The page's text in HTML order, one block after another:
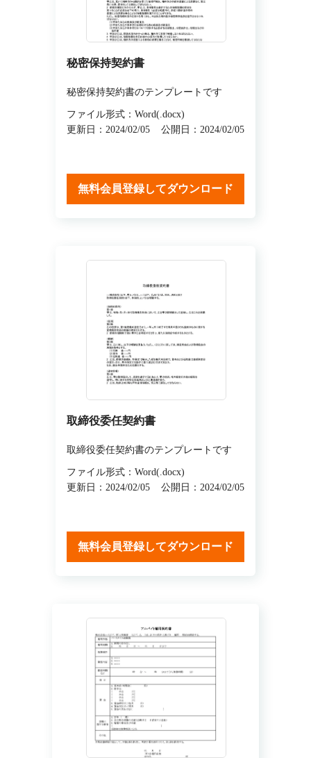
秘密保持契約書
秘密保持契約書のテンプレートです
ファイル形式：Word(.docx)
更新日：2024/02/05
公開日：2024/02/05
無料会員登録してダウンロード
取締役委任契約書
取締役委任契約書のテンプレートです
ファイル形式：Word(.docx)
更新日：2024/02/05
公開日：2024/02/05
無料会員登録してダウンロード